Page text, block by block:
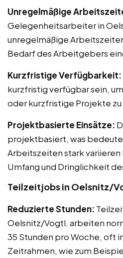
Unregelmäßige
Gelegenheitsarbeiter in
unregelmäßige
Bedarf des Arbeitgebers
Kurzfristige Verfügbarkeit:
kurzfristig verfügbar sein,
oder kurzfristige Projekte
Projektbasierte Einsätze:
projektbasiert, was
Arbeitszeiten stark variieren
Umfang und Dringlichkeit
Teilzeitjobs in Oelsnitz/
Reduzierte Stunden:
Oelsnitz/Vogtl. arbeiten
35 Stunden pro Woche, oft
Zeitrahmen, wie zum